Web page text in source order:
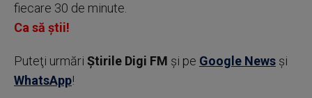
fiecare 30 de minute.
Ca să știi!
Puteţi urmări Știrile Digi FM şi pe Google News şi
WhatsApp!